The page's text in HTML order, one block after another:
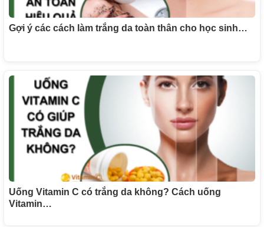
Gợi ý các cách làm trắng da toàn thân cho học sinh​…
Uống Vitamin C có trắng da không? Cách uống
Vitamin…